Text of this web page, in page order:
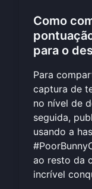
Como
para o
Para
captura de
no nível de
seguida,
usando a
ao resto da
incrível